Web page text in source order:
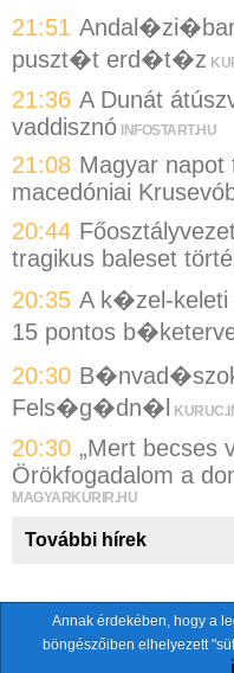
21:51
puszt�t erd�t�z
21:36 A Dunát
vaddisznó INFOSTART.HU
21:08 Magyar napot
macedóniai
20:44
tragikus baleset
20:35 A k�zel-
15 pontos
20:30
Fels�g�dn�l
20:30 „Mert becses
Örökfogadalom a
MAGYARKURIR.HU
További hírek
A fentiekkel együtt összesen118
© 2026 Nemzeti.net - E-mail:
Annak érdekében, hogy a
böngészőiben elhelyezett